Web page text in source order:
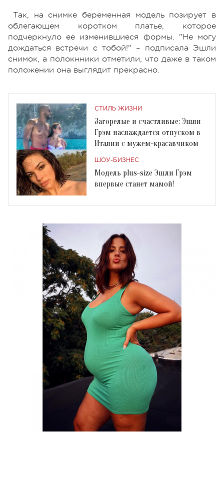
Так, на снимке беременная модель позирует в
облегающем коротком платье, которое
подчеркнуло ее изменившиеся формы. "Не могу
дождаться встречи с тобой!" – подписала Эшли
снимок, а полокнники отметили, что даже в таком
положении она выглядит прекрасно.
СТИЛЬ ЖИЗНИ
Загорелые и счастливые: Эшли
Грэм наслаждается отпуском в
Италии с мужем-красавчиком
ШОУ-БИЗНЕС
Модель plus-size Эшли Грэм
впервые станет мамой!